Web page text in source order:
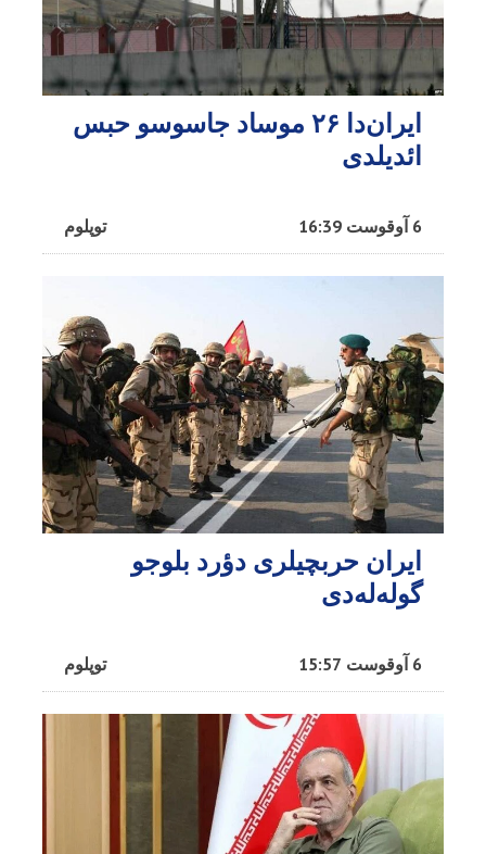
ایران‌دا ۲۶ موساد جاسوسو حبس
ائدیلدی
توپلوم 6 آوقوست 16:39
ایران حربچیلری دؤرد بلوجو
گوله‌له‌دی
توپلوم 6 آوقوست 15:57